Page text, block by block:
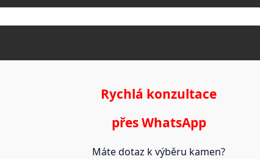
Rychlá konzultace
přes WhatsApp
Máte dotaz k výběru kamen?